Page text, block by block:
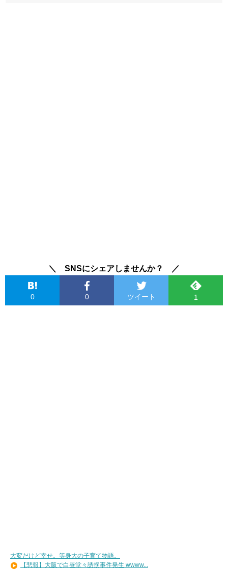
＼ SNSにシェアしませんか？ ／
0 0 ツイート 1
大変だけど幸せ。等身大の子育て物語。
【悲報】大阪で白昼堂々誘拐事件発生 wwww...